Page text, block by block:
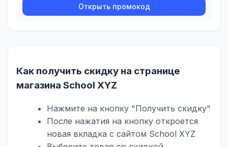
Открыть промокод
Как получить скидку на странице
магазина School XYZ
Нажмите на кнопку "Получить скидку"
После нажатия на кнопку откроется
новая вкладка с сайтом School XYZ